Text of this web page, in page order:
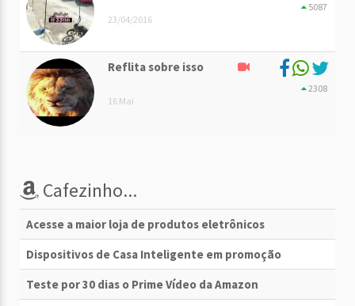
23/04/2016
5087
Reflita sobre isso
16 Mai
2308
Cafezinho...
Acesse a maior loja de produtos eletrônicos
Dispositivos de Casa Inteligente em promoção
Teste por 30 dias o Prime Vídeo da Amazon